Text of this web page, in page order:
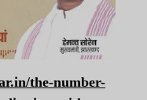
the-number-